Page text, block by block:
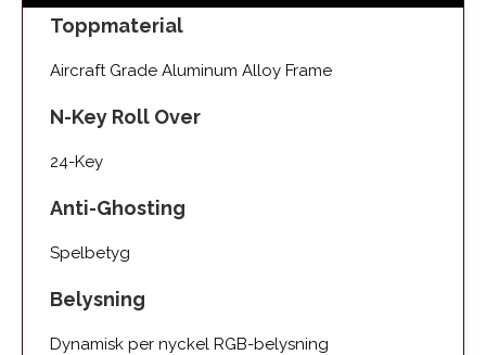
Toppmaterial
Aircraft Grade Aluminum Alloy Frame
N-Key Roll Over
24-Key
Anti-Ghosting
Spelbetyg
Belysning
Dynamisk per nyckel RGB-belysning